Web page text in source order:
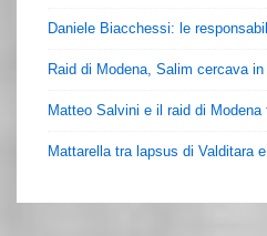
Daniele Biacchessi: le
Raid di Modena, Salim cercava
Matteo Salvini e il raid di
Mattarella tra lapsus di Valditara